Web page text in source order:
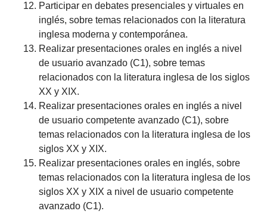
Participar en debates presenciales y virtuales en
inglés, sobre temas relacionados con la literatura
inglesa moderna y contemporánea.
Realizar presentaciones orales en inglés a nivel
de usuario avanzado (C1), sobre temas
relacionados con la literatura inglesa de los siglos
XX y XIX.
Realizar presentaciones orales en inglés a nivel
de usuario competente avanzado (C1), sobre
temas relacionados con la literatura inglesa de los
siglos XX y XIX.
Realizar presentaciones orales en inglés, sobre
temas relacionados con la literatura inglesa de los
siglos XX y XIX a nivel de usuario competente
avanzado (C1).